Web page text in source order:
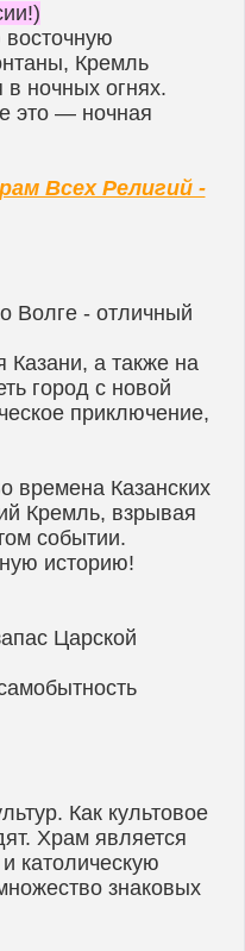
Кремль
ночных огнях.
это — ночная
Всех Религий -
Волге - отличный
а также на
город с новой
приключение,
времена Казанских
Кремль, взрывая
событии.
историю!
Царской
Как культовое
Храм является
католическую
знаковых